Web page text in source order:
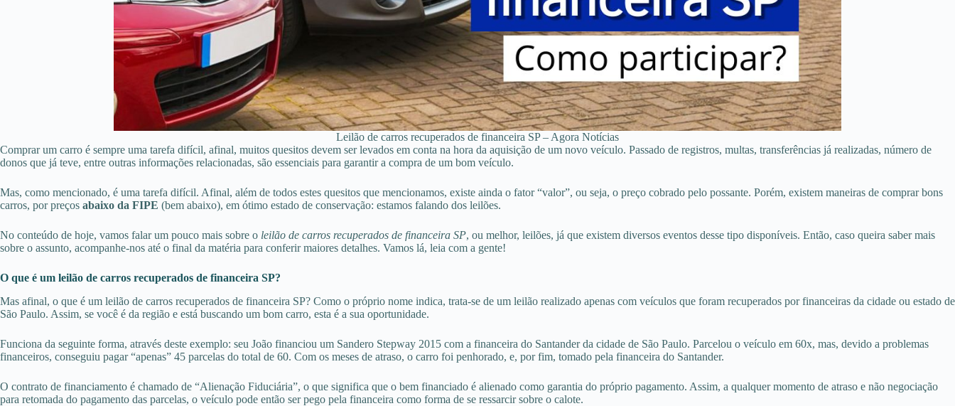
Leilão de carros recuperados de financeira SP – Agora Notícias
Comprar um carro é sempre uma tarefa difícil, afinal, muitos quesitos devem ser levados em conta na hora da aquisição de um novo veículo. Passado de registros, multas, transferências já realizadas, número de
donos que já teve, entre outras informações relacionadas, são essenciais para garantir a compra de um bom veículo.
Mas, como mencionado, é uma tarefa difícil. Afinal, além de todos estes quesitos que mencionamos, existe ainda o fator “valor”, ou seja, o preço cobrado pelo possante. Porém, existem maneiras de comprar bons
carros, por preços abaixo da FIPE (bem abaixo), em ótimo estado de conservação: estamos falando dos leilões.
No conteúdo de hoje, vamos falar um pouco mais sobre o leilão de carros recuperados de financeira SP, ou melhor, leilões, já que existem diversos eventos desse tipo disponíveis. Então, caso queira saber mais
sobre o assunto, acompanhe-nos até o final da matéria para conferir maiores detalhes. Vamos lá, leia com a gente!
O que é um leilão de carros recuperados de financeira SP?
Mas afinal, o que é um leilão de carros recuperados de financeira SP? Como o próprio nome indica, trata-se de um leilão realizado apenas com veículos que foram recuperados por financeiras da cidade ou estado de
São Paulo. Assim, se você é da região e está buscando um bom carro, esta é a sua oportunidade.
Funciona da seguinte forma, através deste exemplo: seu João financiou um Sandero Stepway 2015 com a financeira do Santander da cidade de São Paulo. Parcelou o veículo em 60x, mas, devido a problemas
financeiros, conseguiu pagar “apenas” 45 parcelas do total de 60. Com os meses de atraso, o carro foi penhorado, e, por fim, tomado pela financeira do Santander.
O contrato de financiamento é chamado de “Alienação Fiduciária”, o que significa que o bem financiado é alienado como garantia do próprio pagamento. Assim, a qualquer momento de atraso e não negociação
para retomada do pagamento das parcelas, o veículo pode então ser pego pela financeira como forma de se ressarcir sobre o calote.